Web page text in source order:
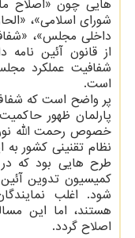
داخلی مجلس»،
از قانون آئین
شفافیت عملکرد
است.
پر واضح است که
پارلمان ظهور
خصوص رحمت الله
نظام تقنینی کشور به
طرح هایی بود که
کمیسیون تدوین
شود. اغلب
هستند، اما این
اصلاح گردد.